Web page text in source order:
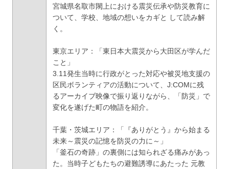
宮城県名取市閖上における震災伝承や防災教育に
ついて、学校、地域の想いをカギと して読み解
く。
東京エリア：「東日本大震災から大田区が学んだ
こと」
3.11発生当時に行政がとった対応や被災地支援の
区民ボランティアの活動について、J:COMに残
るアーカイブ映像で振り返りながら、「防災」で
変化を遂げた町の物語を紹介。
千葉・茨城エリア：「『ありがとう』から始まる
未来～震災の記憶を防災の力に～」
「釜石の奇跡」の裏側には知られざる痛みがあっ
た。当時子どもたちの避難誘導にあたった 元教